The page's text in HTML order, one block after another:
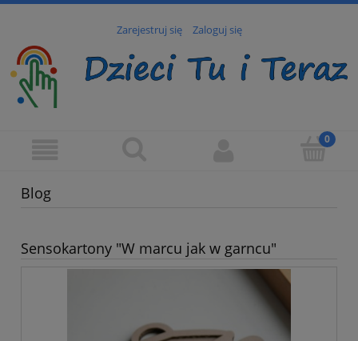
Zarejestruj się Zaloguj się
Blog
Sensokartony "W marcu jak w garncu"